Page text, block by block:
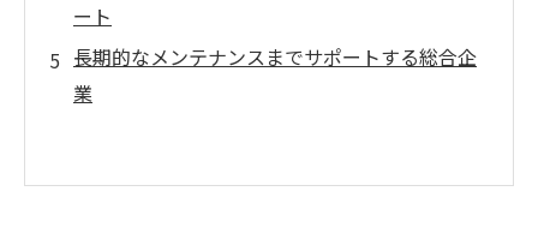
ート
長期的なメンテナンスまでサポートする総合企
業